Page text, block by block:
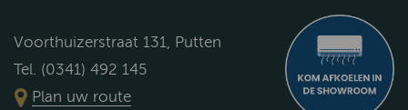
Voorthuizerstraat 131, Putten
Tel. (0341) 492 145
Plan uw route